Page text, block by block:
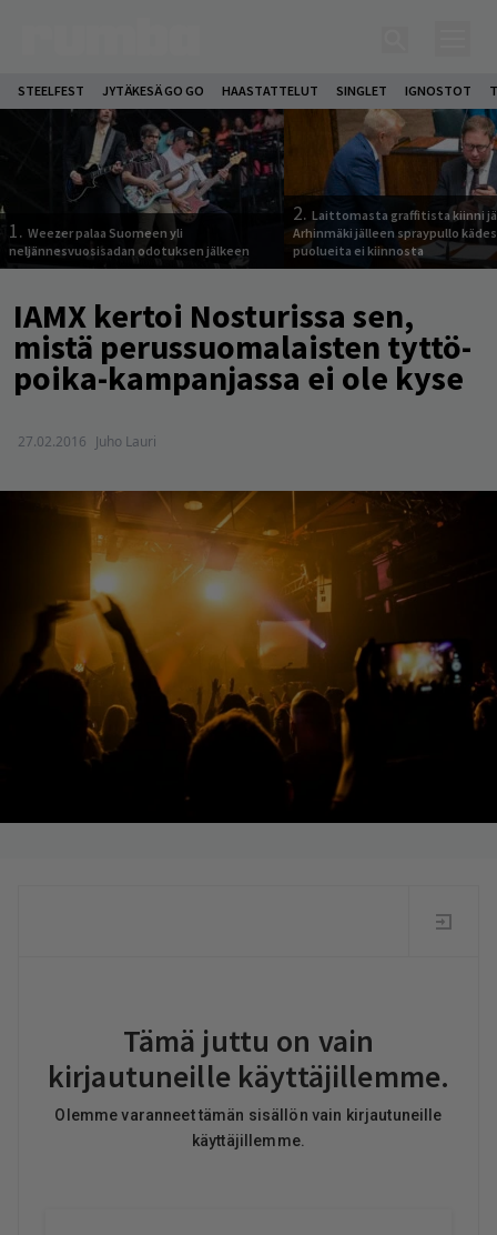
STEELFEST JYTÄKESÄ GO GO HAASTATTELUT SINGLET IGNOSTOT
1. Weezer palaa Suomeen yli
neljännesvuosisadan odotuksen jälkeen
2. Laittomasta graffitista kiinni
Arhinmäki jälleen spraypullo
puolueita ei kiinnosta
IAMX kertoi Nosturissa sen,
mistä perussuomalaisten tyttö-
poika-kampanjassa ei ole kyse
27.02.2016 Juho Lauri